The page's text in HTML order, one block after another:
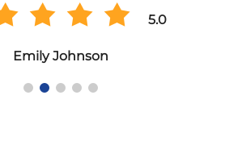
5.0
Emily Johnson